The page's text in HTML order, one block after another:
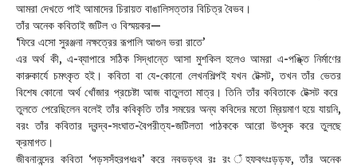
আমরা দেখতে পাই আমাদের চিরায়ত বাঙালিসত্তার বিচিত্র বৈভব।
তাঁর অনেক কবিতাই জটিল ও বিস্ময়কর—
‘ফিরে এসো সুরঞ্জনা নক্ষত্রের রূপালি আগুন ভরা রাতে’
এর অর্থ কী, এ-ব্যাপারে সঠিক সিদ্ধান্তে আসা মুশকিল হলেও আমরা এ-পঙ্ক্তি নির্মাণের
কারুকার্যে চমৎকৃত হই। কবিতা বা যে-কোনো লেখনশিল্পই যখন টেক্সট, তখন তাঁর ভেতর
বিশেষ কোনো অর্থ খোঁজার প্রচেষ্টা আজ বাতুলতা মাত্র। তিনি তাঁর কবিতাকে টেক্সট করে
তুলতে পেরেছিলেন বলেই তাঁর কবিকৃতি তাঁর সময়ের অন্য কবিদের মতো ম্রিয়মাণ হয়ে যায়নি,
বরং তাঁর কবিতার দ্বন্দ্ব-সংঘাত-বৈপরীত্য-জটিলতা পাঠককে আরো উৎসুক করে তুলছে
ক্রমাগত।
জীবনানন্দের কবিতা ‘পড়সসঁহরপধঃব’ করে নবভড়ৎব রঃ রং ঁহফবৎংঃড়ড়ফ, তাঁর অনেক